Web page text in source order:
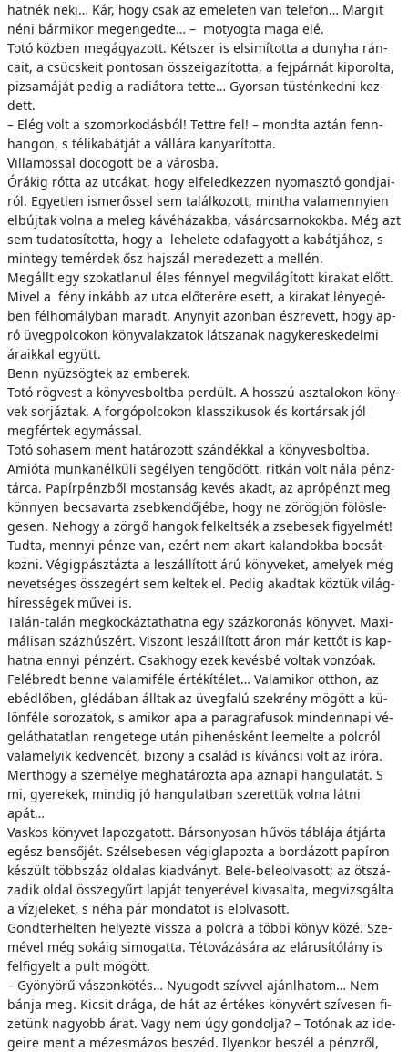
hat­nék ne­ki… Kár, hogy csak az eme­le­ten van te­le­fon… Mar­git
né­ni bár­mi­kor meg­en­ged­te… – mo­tyog­ta ma­ga elé.
To­tó köz­ben meg­ágya­zott. Két­szer is el­si­mí­tot­ta a duny­ha rán­
ca­it, a csücs­ke­it pon­to­san ös­­sze­iga­zí­tot­ta, a fej­pár­nát ki­po­rol­ta,
pi­zsa­má­ját pe­dig a ra­di­á­to­ra tet­te… Gyor­san tüs­tén­ked­ni kez­
dett.
– Elég volt a szo­mor­ko­dás­ból! Tett­re fel! – mond­ta az­tán fenn­
han­gon, s té­li­ka­bát­ját a vál­lá­ra ka­nya­rí­tot­ta.
Vil­la­mos­sal dö­cö­gött be a vá­ros­ba.
Órá­kig rót­ta az ut­cá­kat, hogy el­fe­led­kez­zen nyo­masz­tó gond­ja­i­
ról. Egyet­len is­me­rős­sel sem ta­lál­ko­zott, mint­ha va­la­men­­nyi­en
el­búj­tak vol­na a me­leg ká­vé­há­zak­ba, vá­sár­csar­nok­ok­ba. Még azt
sem tu­da­to­sí­tot­ta, hogy a le­he­le­te oda­fa­gyott a ka­bát­já­hoz, s
mint­egy te­mér­dek ősz haj­szál me­re­de­zett a mel­lén.
Meg­állt egy szo­kat­la­nul éles fén­­nyel meg­vi­lá­gí­tott ki­ra­kat előtt.
Mi­vel a fény in­kább az ut­ca elő­te­ré­re esett, a ki­ra­kat lé­nye­gé­
ben fél­ho­mály­ban ma­radt. Any­­nyit azon­ban ész­re­vett, hogy ap­
ró üveg­pol­co­kon könyv­alak­za­tok lát­sza­nak nagy­ke­res­ke­del­mi
ára­ik­kal együtt.
Benn nyü­zsög­tek az em­be­rek.
To­tó rög­vest a köny­ves­bolt­ba per­dült. A hos­­szú asz­ta­lo­kon köny­
vek sor­jáz­tak. A for­gó­pol­co­kon klas­­szi­ku­sok és kor­tár­sak jól
meg­fér­tek egy­más­sal.
To­tó so­ha­sem ment ha­tá­ro­zott szán­dék­kal a köny­ves­bolt­ba.
Ami­ó­ta mun­ka­nél­kü­li se­gé­lyen ten­gő­dött, rit­kán volt nála pénz­
tár­ca. Pa­pír­pénz­ből mos­tan­ság ke­vés akadt, az ap­ró­pénzt meg
kön­­nyen be­csa­var­ta zseb­ken­dő­jé­be, hogy ne zö­rög­jön fö­lös­le­
ge­sen. Ne­hogy a zör­gő han­gok fel­kelt­sék a zse­be­sek fi­gyel­mét!
Tud­ta, men­­nyi pén­ze van, ezért nem akart ka­lan­dok­ba bo­csát­
koz­ni. Vé­gig­pász­táz­ta a le­szál­lí­tott árú köny­ve­ket, ame­lyek még
ne­vet­sé­ges ös­­sze­gért sem kel­tek el. Pe­dig akad­tak köz­tük vi­lág­
hí­res­sé­gek mű­vei is.
Ta­lán-ta­lán meg­koc­káz­tat­hat­na egy százko­ro­nás köny­vet. Ma­xi­
má­li­san száz­hú­szért. Vi­szont le­szál­lí­tott áron már ket­tőt is kap­
hat­na en­­nyi pén­zért. Csak­hogy ezek ke­vés­bé vol­tak von­zó­ak.
Fel­éb­redt ben­ne va­la­mi­fé­le ér­ték­íté­let… Va­la­mi­kor ott­hon, az
ebéd­lő­ben, glé­dá­ban áll­tak az üveg­fa­lú szek­rény mö­gött a kü­
lön­fé­le so­ro­za­tok, s ami­kor apa a pa­ra­gra­fu­sok min­den­na­pi vé­
ge­lát­ha­tat­lan ren­ge­te­ge után pi­he­nés­ként le­emel­te a polc­ról
va­la­me­lyik ked­ven­cét, bi­zony a csa­lád is kí­ván­csi volt az író­ra.
Mert­hogy a sze­mé­lye meg­ha­tá­roz­ta apa az­na­pi han­gu­la­tát. S
mi, gye­re­kek, min­dig jó han­gu­lat­ban sze­ret­tük vol­na lát­ni
apát…
Vas­kos köny­vet la­poz­ga­tott. Bár­so­nyo­san hű­vös táb­lá­ja át­jár­ta
egész ben­ső­jét. Szél­se­be­sen vé­gig­la­poz­ta a bor­dá­zott pa­pí­ron
ké­szült többszáz ol­da­las ki­ad­ványt. Be­le-be­le­ol­va­sott; az öt­szá­
za­dik ol­dal ös­­sze­gyűrt lap­ját te­nye­ré­vel ki­va­sal­ta, meg­vizs­gál­ta
a víz­je­le­ket, s né­ha pár mon­da­tot is el­ol­va­sott.
Gond­ter­hel­ten he­lyez­te vis­­sza a polc­ra a töb­bi könyv kö­zé. Sze­
mé­vel még so­ká­ig si­mo­gat­ta. Té­to­vá­zá­sá­ra az el­áru­sí­tó­lány is
fel­fi­gyelt a pult mö­gött.
– Gyö­nyö­rű vá­szon­kö­tés… Nyu­godt szív­vel ajánl­ha­tom… Nem
bán­ja meg. Ki­csit drá­ga, de hát az ér­té­kes köny­vért szí­ve­sen fi­
ze­tünk na­gyobb árat. Vagy nem úgy gon­dol­ja? – To­tó­nak az ide­
ge­i­re ment a mé­zes­má­zos be­széd. Ilyen­kor be­szél a pénz­ről,